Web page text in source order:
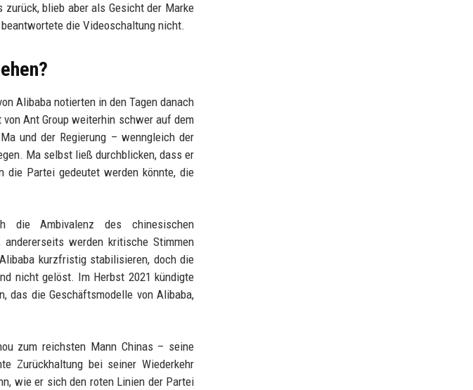
blieb aber als Gesicht der Marke
die Videoschaltung nicht.
Alibaba notierten in den Tagen danach
Ant Group weiterhin schwer auf dem
und der Regierung – wenngleich der
Ma selbst ließ durchblicken, dass er
Partei gedeutet werden könnte, die
die Ambivalenz des chinesischen
werden kritische Stimmen
kurzfristig stabilisieren, doch die
nicht gelöst. Im Herbst 2021 kündigte
das die Geschäftsmodelle von Alibaba,
zum reichsten Mann Chinas – seine
Zurückhaltung bei seiner Wiederkehr
wie er sich den roten Linien der Partei